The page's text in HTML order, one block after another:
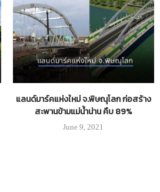
แลนด์มาร์คแห่งใหม่ จ.พิษณุโลก ก่อสร้าง
สะพานข้ามแม่น้ำน่าน คืบ 89%
June 9, 2021